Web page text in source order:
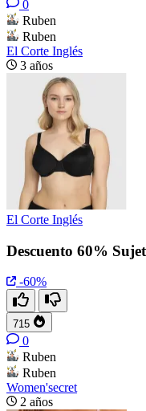
0
Ruben
Ruben
El Corte Inglés
3 años
El Corte Inglés
Descuento 60%
-60%
715
0
Ruben
Ruben
Women'secret
2 años